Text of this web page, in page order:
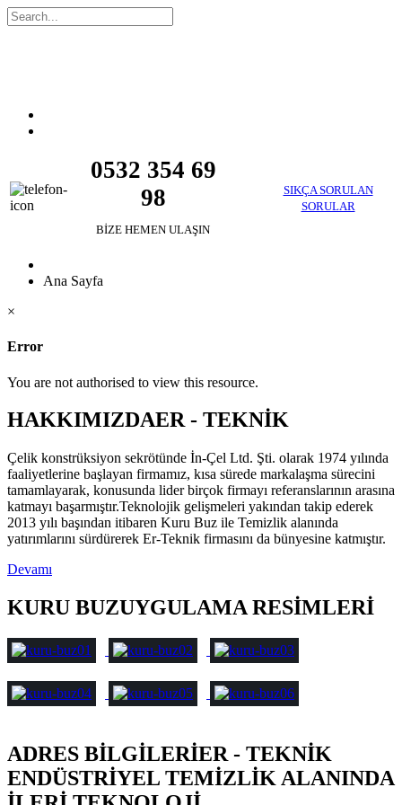
0532 354 69
98
BİZE HEMEN ULAŞIN
SIKÇA SORULAN
SORULAR
Ana Sayfa
×
Error
You are not authorised to view this resource.
HAKKIMIZDAER - TEKNİK
Çelik konstrüksiyon sekrötünde İn-Çel Ltd. Şti. olarak 1974 yılında
faaliyetlerine başlayan firmamız, kısa sürede markalaşma sürecini
tamamlayarak, konusunda lider birçok firmayı referanslarının arasına
katmayı başarmıştır.Teknolojik gelişmeleri yakından takip ederek
2013 yılı başından itibaren Kuru Buz ile Temizlik alanında
yatırımlarını sürdürerek Er-Teknik firmasını da bünyesine katmıştır.
Devamı
KURU BUZUYGULAMA RESİMLERİ
ADRES BİLGİLERİER - TEKNİK
ENDÜSTRİYEL TEMİZLİK ALANINDA